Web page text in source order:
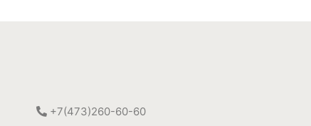
+7(473)260-60-60